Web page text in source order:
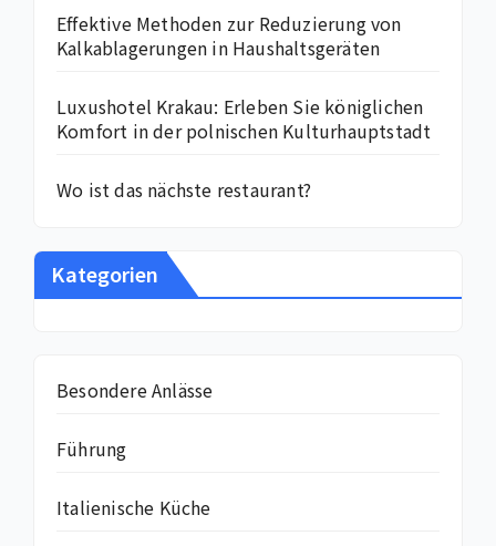
Effektive Methoden zur Reduzierung von
Kalkablagerungen in Haushaltsgeräten
Luxushotel Krakau: Erleben Sie königlichen
Komfort in der polnischen Kulturhauptstadt
Wo ist das nächste restaurant?
Kategorien
Besondere Anlässe
Führung
Italienische Küche